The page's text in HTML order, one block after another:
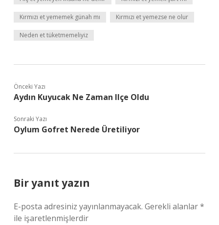
Kırmızı et yememek günah mı Kırmızı et yemezse ne olur
Neden et tüketmemeliyiz
Önceki Yazı
Aydın Kuyucak Ne Zaman Ilçe Oldu
Sonraki Yazı
Oylum Gofret Nerede Üretiliyor
Bir yanıt yazın
E-posta adresiniz yayınlanmayacak. Gerekli alanlar*
ile işaretlenmişlerdir